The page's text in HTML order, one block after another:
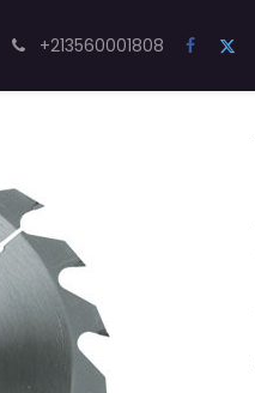
Forum Blog
+213560001808